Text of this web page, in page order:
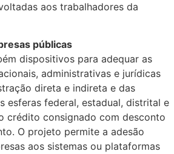
aos trabalhadores da
públicas
dispositivos para adequar as
administrativas e jurídicas
direta e indireta e das
esferas federal, estadual, distrital e
crédito consignado com desconto
O projeto permite a adesão
aos sistemas ou plataformas